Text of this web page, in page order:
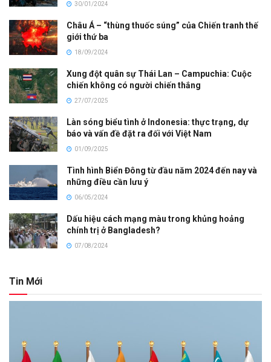
30/01/2024
Châu Á – “thùng thuốc súng” của Chiến tranh thế
giới thứ ba
18/09/2024
Xung đột quân sự Thái Lan – Campuchia: Cuộc
chiến không có người chiến thắng
27/07/2025
Làn sóng biểu tình ở Indonesia: thực trạng, dự
báo và vấn đề đặt ra đối với Việt Nam
01/09/2025
Tình hình Biển Đông từ đầu năm 2024 đến nay và
những điều cần lưu ý
06/05/2024
Dấu hiệu cách mạng màu trong khủng hoảng
chính trị ở Bangladesh?
07/08/2024
Tin Mới